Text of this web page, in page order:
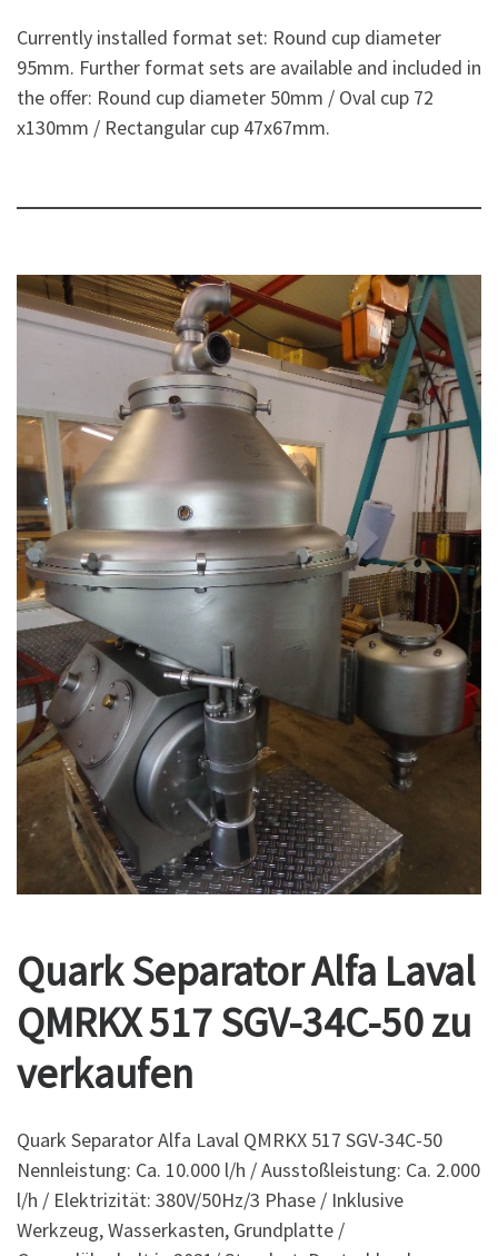
Currently installed format set: Round cup diameter
95mm. Further format sets are available and included in
the offer: Round cup diameter 50mm / Oval cup 72
x130mm / Rectangular cup 47x67mm.
Quark Separator Alfa Laval
QMRKX 517 SGV-34C-50 zu
verkaufen
Quark Separator Alfa Laval QMRKX 517 SGV-34C-50
Nennleistung: Ca. 10.000 l/h / Ausstoßleistung: Ca. 2.000
l/h / Elektrizität: 380V/50Hz/3 Phase / Inklusive
Werkzeug, Wasserkasten, Grundplatte /